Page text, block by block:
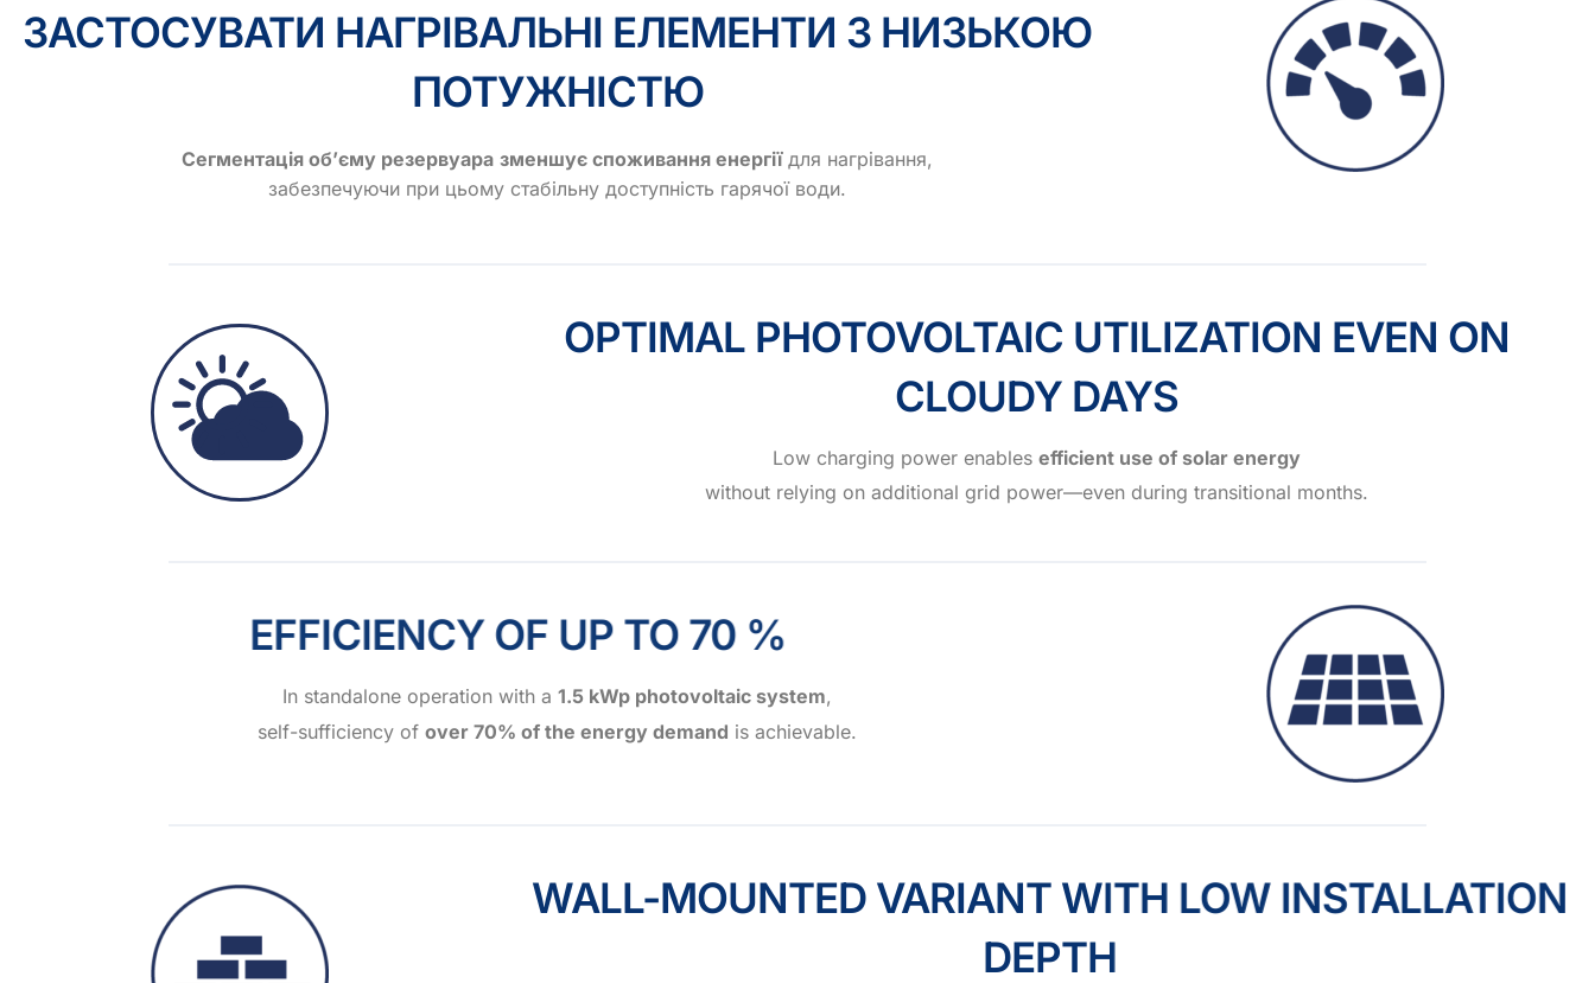
ЗАСТОСУВАТИ НАГРІВАЛЬНІ ЕЛЕМЕНТИ З НИЗЬКОЮ
ПОТУЖНІСТЮ
Сегментація об’єму резервуара зменшує споживання енергіїдля нагрівання,
забезпечуючи при цьому стабільну доступність гарячої води.
OPTIMAL PHOTOVOLTAIC UTILIZATION EVEN ON
CLOUDY DAYS
Low charging power enablesefficient use of solar energy
without relying on additional grid power—even during transitional months.
EFFICIENCY OF UP TO 70 %
In standalone operation with a1.5 kWp photovoltaic system,
self-sufficiency ofover 70% of the energy demand is achievable.
WALL-MOUNTED VARIANT WITH LOW INSTALLATION
DEPTH